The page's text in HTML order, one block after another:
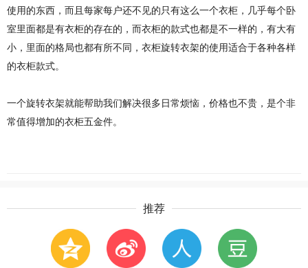
使用的东西，而且每家每户还不见的只有这么一个衣柜，几乎每个卧
室里面都是有衣柜的存在的，而衣柜的款式也都是不一样的，有大有
小，里面的格局也都有所不同，衣柜旋转衣架的使用适合于各种各样
的衣柜款式。
一个旋转衣架就能帮助我们解决很多日常烦恼，价格也不贵，是个非
常值得增加的衣柜五金件。
推荐